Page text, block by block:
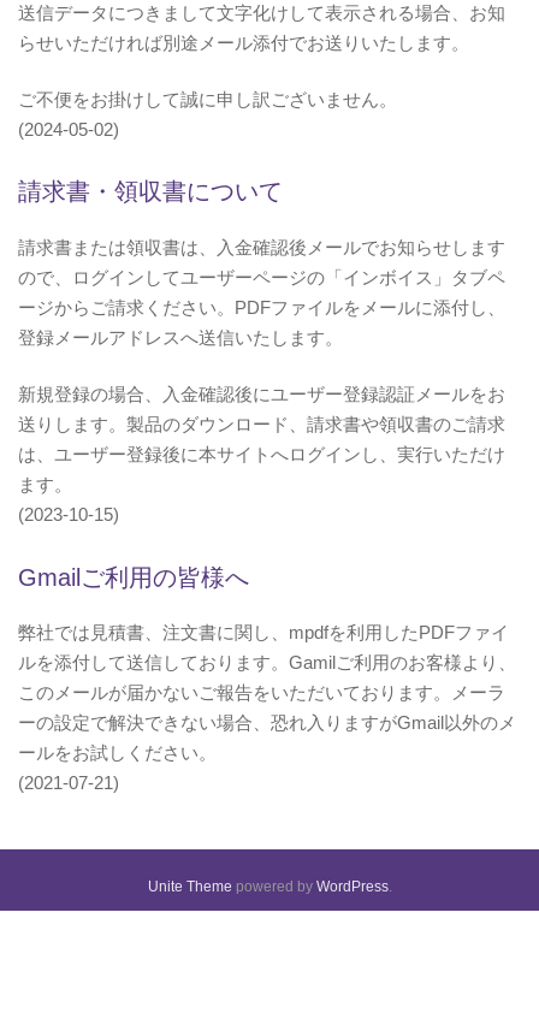
送信データにつきまして文字化けして表示される場合、お知
らせいただければ別途メール添付でお送りいたします。
ご不便をお掛けして誠に申し訳ございません。
(2024-05-02)
請求書・領収書について
請求書または領収書は、入金確認後メールでお知らせします
ので、ログインしてユーザーページの「インボイス」タブペ
ージからご請求ください。PDFファイルをメールに添付し、
登録メールアドレスへ送信いたします。
新規登録の場合、入金確認後にユーザー登録認証メールをお
送りします。製品のダウンロード、請求書や領収書のご請求
は、ユーザー登録後に本サイトへログインし、実行いただけ
ます。
(2023-10-15)
Gmailご利用の皆様へ
弊社では見積書、注文書に関し、mpdfを利用したPDFファイ
ルを添付して送信しております。Gamilご利用のお客様より、
このメールが届かないご報告をいただいております。メーラ
ーの設定で解決できない場合、恐れ入りますがGmail以外のメ
ールをお試しください。
(2021-07-21)
Unite Theme powered by WordPress.